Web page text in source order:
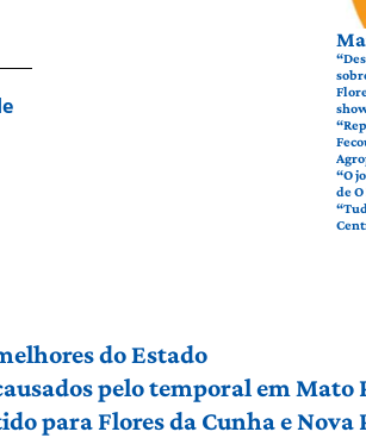
“O
de
do Estado
pelo temporal em Mato
para Flores da Cunha e Nova